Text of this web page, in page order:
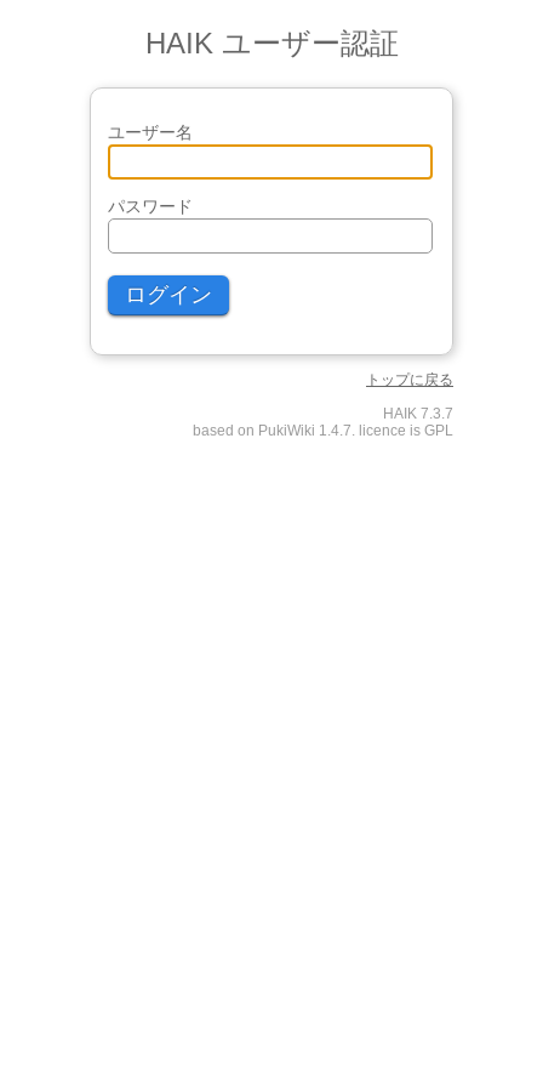
HAIK ユーザー認証
ユーザー名
パスワード
トップに戻る
HAIK 7.3.7
based on PukiWiki 1.4.7. licence is GPL